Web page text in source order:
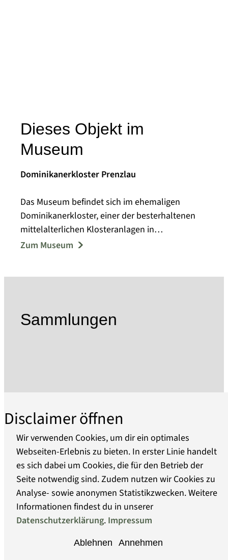
Dieses Objekt im
Museum
Dominikanerkloster Prenzlau
Das Museum befindet sich im ehemaligen
Dominikanerkloster, einer der besterhaltenen
mittelalterlichen Klosteranlagen in
Nordostdeutschland. Der gesamte
moderner Galerieraum wurde 2011 im
angrenzenden ehemaligen Waschhaus eröffnet.
Stadtarchiv, die Stadtbibliothek und das
Veranstaltungszentrum "Kulturarche". Der
Besucherservice mit Ladengalerie bietet
touristische Informationen und
Veranstaltungstickets.
Das Museum hat aufgrund seiner weit über 100-
jährigen Geschichte - trotz erheblicher
Kriegsverluste - einen großen
Sammlungsbestand zur Stadt- und
Kloster- und Kirchengeschichte mit sakralen
Zum Museum
Sammlungen
Über uns
Barrierefreiheit
Datenschutz
Disclaimer öffnen
Wir verwenden Cookies, um dir ein optimales
Webseiten-Erlebnis zu bieten. In erster Linie handelt
es sich dabei um Cookies, die für den Betrieb der
Seite notwendig sind. Zudem nutzen wir Cookies zu
Analyse- sowie anonymen Statistikzwecken. Weitere
Informationen findest du in unserer
Datenschutzerklärung. Impressum
Ablehnen Annehmen